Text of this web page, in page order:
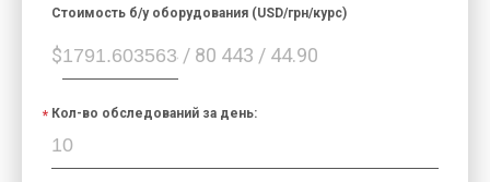
$ / 80 443 / 44.90
Cтоимость б/у оборудования (USD/грн/курс)
Кол-во обследований за день: